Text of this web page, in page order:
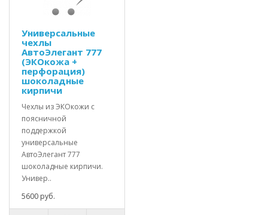
Универсальные
чехлы
АвтоЭлегант 777
(ЭКОкожа +
перфорация)
шоколадные
кирпичи
Чехлы из ЭКОкожи с
поясничной
поддержкой
универсальные
АвтоЭлегант 777
шоколадные кирпичи.
Универ..
5600 руб.